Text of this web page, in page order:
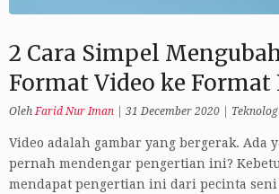
2 Cara Simpel
Format Video ke Format
OlehFarid Nur Iman 31 December 2020
Video adalah gambar yang bergerak. Ada
pernah mendengar pengertian ini?
mendapat pengertian ini dari pecinta seni